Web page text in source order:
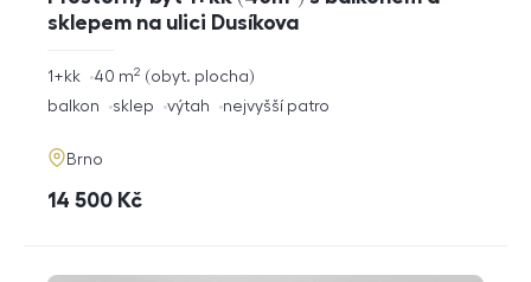
sklepem na ulici Dusíkova
rozměry
1+kk obyt. plocha
40 m2
funkce
balkon sklep výtah nejvyšší patro
adresa
Brno
cena
14 500 Kč